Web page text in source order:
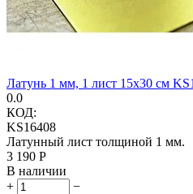
Латунь 1 мм, 1 лист 15х30 см
0.0
КОД:
KS16408
Латунный лист толщиной 1 мм.
3 190 Р
В наличии
+
−